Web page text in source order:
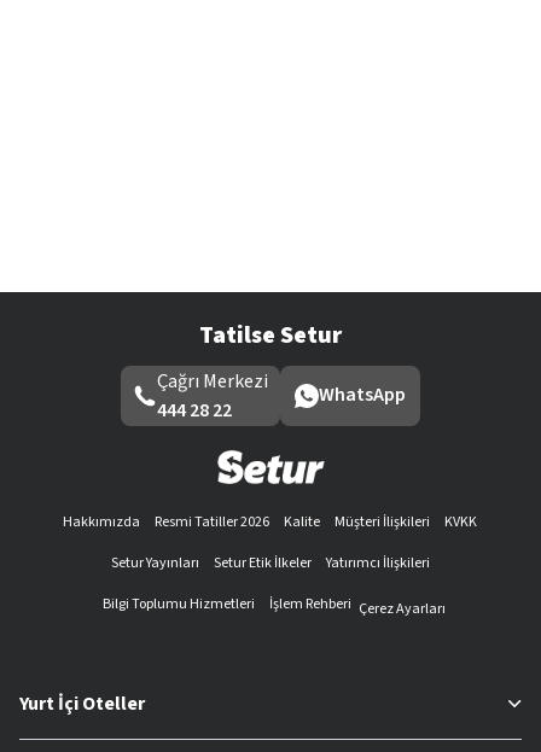
Tatilse Setur
Çağrı Merkezi
444 28 22
WhatsApp
Hakkımızda Resmi Tatiller 2026 Kalite Müşteri İlişkileri
KVKK
Setur Yayınları
Setur Etik İlkeler
Yatırımcı İlişkileri
Bilgi Toplumu Hizmetleri
İşlem Rehberi Çerez Ayarları
Yurt İçi Oteller